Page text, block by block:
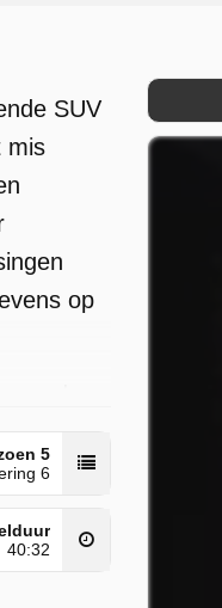
SUV
mis
op
uur.
5
6
40:32